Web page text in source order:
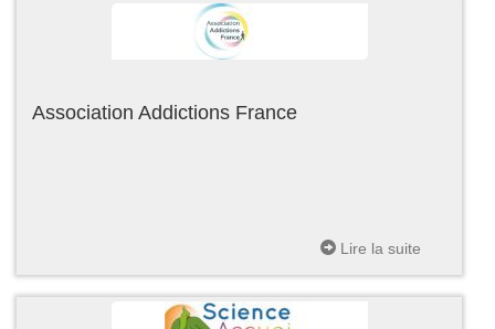
Association Addictions France
Lire la suite